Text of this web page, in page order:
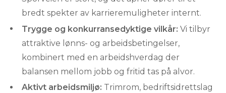
bredt spekter av karrieremuligheter internt.
Trygge og konkurransedyktige vilkår: Vi tilbyr
attraktive lønns- og arbeidsbetingelser,
kombinert med en arbeidshverdag der
balansen mellom jobb og fritid tas på alvor.
Aktivt arbeidsmiljø: Trimrom, bedriftsidrettslag